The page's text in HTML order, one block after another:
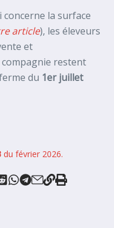
concerne la surface
article), les éleveurs
et
compagnie restent
du 1er juillet
du février 2026.